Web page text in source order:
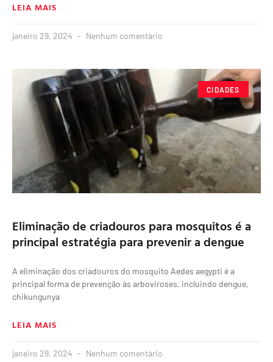
LEIA MAIS
janeiro 29, 2024 Nenhum comentário
CIDADES
Eliminação de criadouros para mosquitos é a
principal estratégia para prevenir a dengue
A eliminação dos criadouros do mosquito Aedes aegypti é a
principal forma de prevenção às arboviroses, incluindo dengue,
chikungunya
LEIA MAIS
janeiro 29, 2024 Nenhum comentário